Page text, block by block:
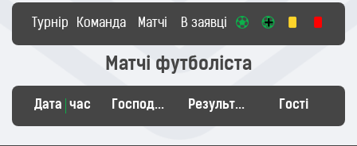
Турнір Команда Матчі В заявці
Матчі футболіста
Дата час Господарі Результат Гості